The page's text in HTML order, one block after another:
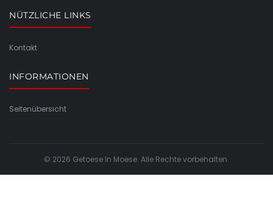
NÜTZLICHE LINKS
Kontakt
INFORMATIONEN
Seitenübersicht
© 2026 Getoese In Moese. Alle Rechte vorbehalten.